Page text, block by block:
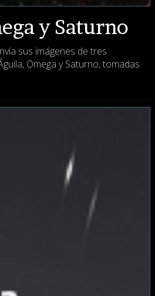
y Saturno
sus imágenes de tres
Omega y Saturno, tomadas